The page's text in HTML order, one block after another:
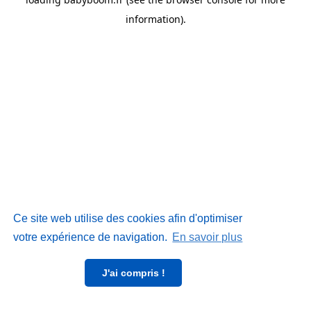
Ce site web utilise des cookies afin d'optimiser
votre expérience de navigation. En savoir plus
J'ai compris !
information).